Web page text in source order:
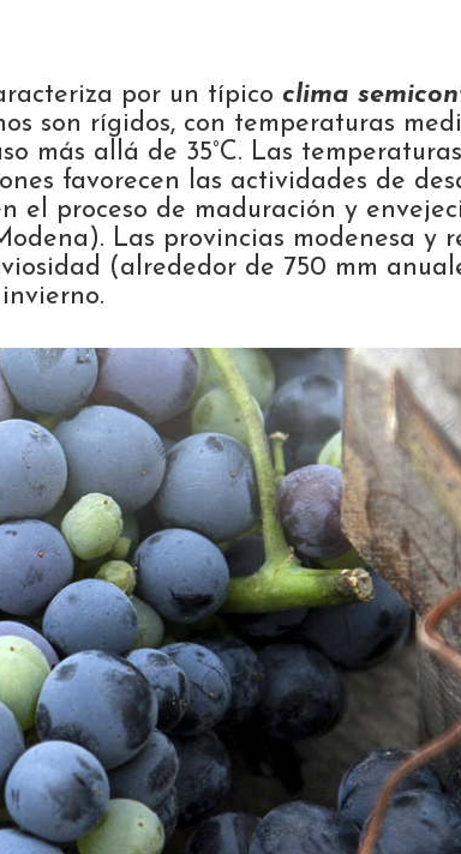
por un típico clima
son rígidos, con temperaturas
más allá de 35°C. Las
favorecen las actividades de
el proceso de maduración y
Las provincias modenesa y
(alrededor de 750 mm